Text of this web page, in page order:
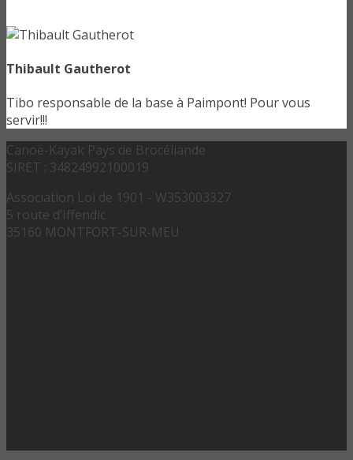
Thibault Gautherot
Tibo responsable de la base à Paimpont! Pour vous
servir!!!
Canoë-Kayak Pays de Brocéliande
SIRET : 34824992100019
Association Loi de 1901 - W353003327
5 route d’Iffendic
35160 MONTFORT-SUR-MEU